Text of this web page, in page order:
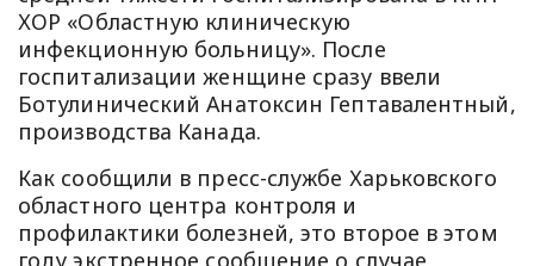
ХОР «Областную клиническую
инфекционную больницу». После
госпитализации женщине сразу ввели
Ботулинический Анатоксин Гептавалентный,
производства Канада.
Как сообщили в пресс-службе Харьковского
областного центра контроля и
профилактики болезней, это второе в этом